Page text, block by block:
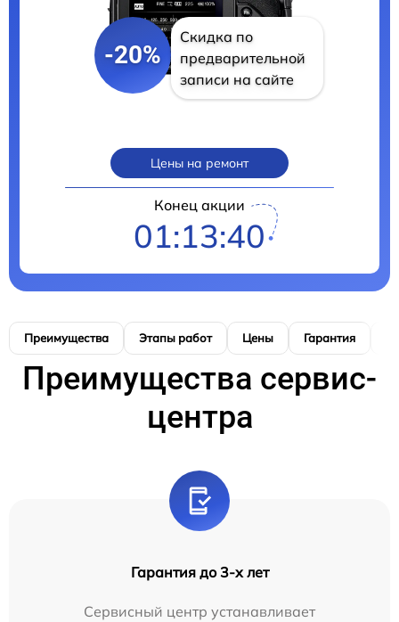
-20%
Скидка по
предварительной
записи на сайте
Цены на ремонт
Конец акции
01:13:39
Преимущества Этапы работ Цены Гарантия
Преимущества сервис-
центра
Гарантия до 3-х лет
Сервисный центр устанавливает